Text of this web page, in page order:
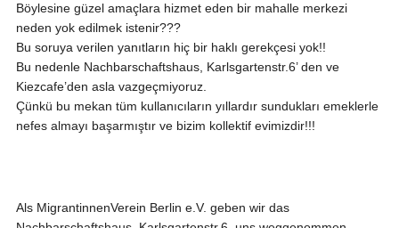
Böylesine güzel amaçlara hizmet eden bir mahalle merkezi
neden yok edilmek istenir???
Bu soruya verilen yanıtların hiç bir haklı gerekçesi yok!!
Bu nedenle Nachbarschaftshaus, Karlsgartenstr.6’ den ve
Kiezcafe’den asla vazgeçmiyoruz.
Çünkü bu mekan tüm kullanıcıların yıllardır sundukları emeklerle
nefes almayı başarmıştır ve bizim kollektif evimizdir!!!
Als MigrantinnenVerein Berlin e.V. geben wir das